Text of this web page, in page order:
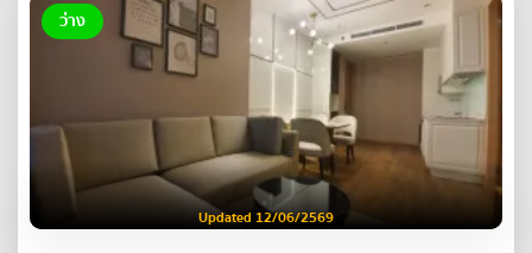
ว่าง
Updated 12/06/2569